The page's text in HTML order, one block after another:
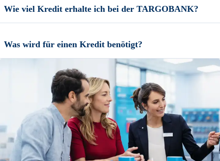
Wie viel Kredit erhalte ich bei der TARGOBANK?
Was wird für einen Kredit benötigt?